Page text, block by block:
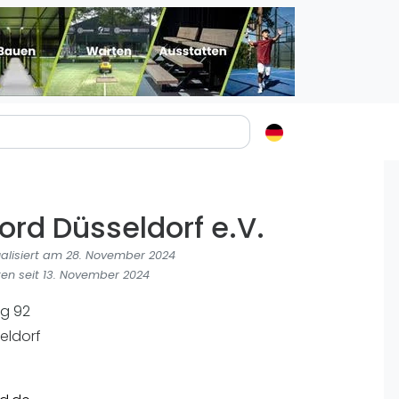
am Main
Düsseldorf e.V.
am 28. November 2024
seit 13. November 2024
92